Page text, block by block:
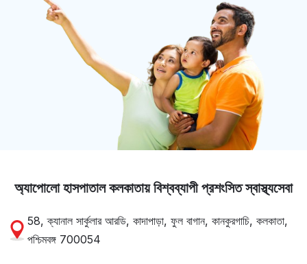
অ্যাপোলো হাসপাতাল কলকাতায় বিশ্বব্যাপী প্রশংসিত স্বাস্থ্যসেবা
58, ক্যানাল সার্কুলার আরডি, কাদাপাড়া, ফুল বাগান, কানকুরগাচি, কলকাতা,
পশ্চিমবঙ্গ 700054